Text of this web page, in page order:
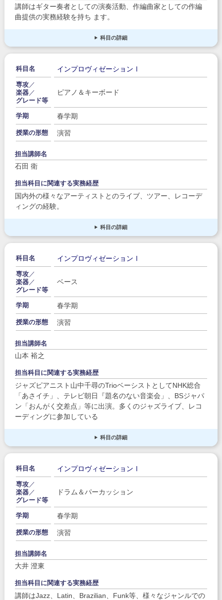
講師はギター奏者としての演奏活動、作編曲家としての作編
曲提供の実務経験を持ち ます。
科目の詳細
科目名 インプロヴィゼーションⅠ
専攻／
楽器／
グレード等
ピアノ＆キーボード
学期 春学期
授業の形態 演習
担当講師名
石田 衛
担当科目に関連する実務経歴
国内外の様々なアーティストとのライブ、ツアー、レコーデ
ィングの経験。
科目の詳細
科目名 インプロヴィゼーションⅠ
専攻／
楽器／
グレード等
ベース
学期 春学期
授業の形態 演習
担当講師名
山本 裕之
担当科目に関連する実務経歴
ジャズピアニスト山中千尋のTrioベーシストとしてNHK総合
「あさイチ」、テレビ朝日『題名のない音楽会」、BSジャパ
ン「おんがく交差点」等に出演。多くのジャズライブ、レコ
ーディングに参加している
科目の詳細
科目名 インプロヴィゼーションⅠ
専攻／
楽器／
グレード等
ドラム＆パーカッション
学期 春学期
授業の形態 演習
担当講師名
大井 澄東
担当科目に関連する実務経歴
講師はJazz、Latin、Brazilian、Funk等、様々なジャンルでの